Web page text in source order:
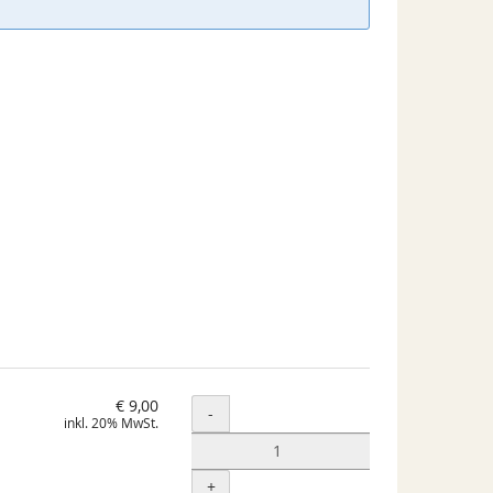
€ 9,00
inkl. 20% MwSt. Menge
-
+